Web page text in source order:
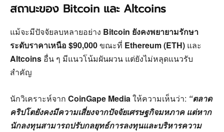
สถานะของ Bitcoin และ Altcoins
แม้จะมีปัจจัยลบหลายอย่าง Bitcoin ยังคงพยายามรักษา
ระดับราคาเหนือ $90,000ขณะที่ Ethereum (ETH) และ
Altcoins อื่น ๆ มีแนวโน้มผันผวน แต่ยังไม่หลุดแนวรับ
สำคัญ
นักวิเคราะห์จาก CoinGape Mediaให้ความเห็นว่า: “ตลาด
คริปโตยังคงมีความเสี่ยงจากปัจจัยเศรษฐกิจมหภาค แต่หาก
นักลงทุนสามารถปรับกลยุทธ์การลงทุนและบริหารความ